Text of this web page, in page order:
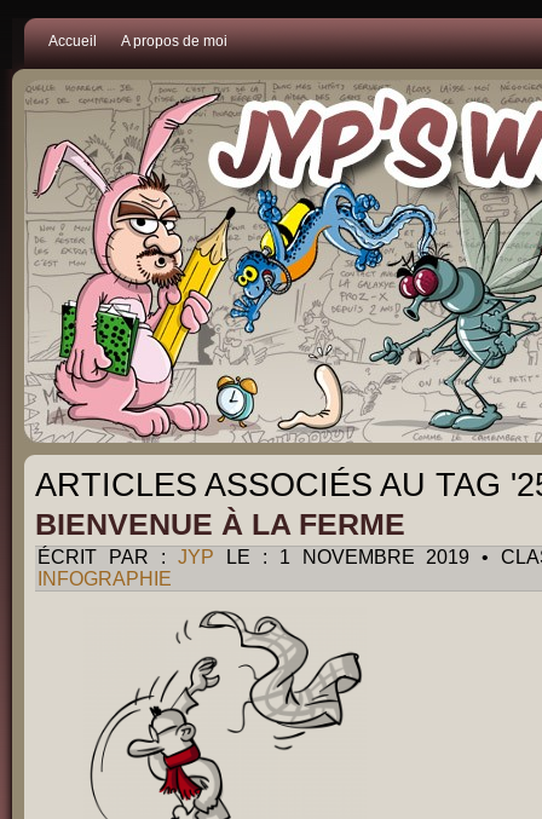
Accueil A propos de moi
ARTICLES ASSOCIÉS AU TAG
BIENVENUE À LA FERME
ÉCRIT PAR : JYP LE : 1 NOVEMBRE 2019 •
INFOGRAPHIE